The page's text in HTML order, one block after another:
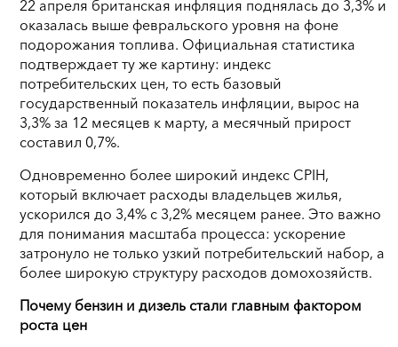
22 апреля британская инфляция поднялась до 3,3% и
оказалась выше февральского уровня на фоне
подорожания топлива. Официальная статистика
подтверждает ту же картину: индекс
потребительских цен, то есть базовый
государственный показатель инфляции, вырос на
3,3% за 12 месяцев к марту, а месячный прирост
составил 0,7%.
Одновременно более широкий индекс CPIH,
который включает расходы владельцев жилья,
ускорился до 3,4% с 3,2% месяцем ранее. Это важно
для понимания масштаба процесса: ускорение
затронуло не только узкий потребительский набор, а
более широкую структуру расходов домохозяйств.
Почему бензин и дизель стали главным фактором
роста цен